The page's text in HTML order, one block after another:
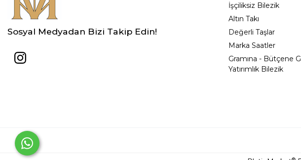
Sosyal Medyadan Bizi Takip Edin!
İşçiliksiz Bilezik
Altın Takı
Değerli Taşlar
Marka Saatler
Gramına - Bütçene
Yatırımlık Bilezik